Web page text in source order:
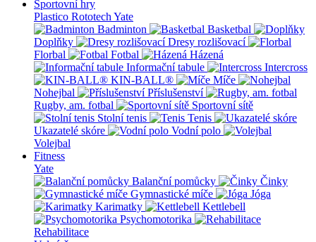
Sportovní hry
Plastico Rototech Yate
Badminton
Basketbal
Doplňky
Dresy rozlišovací
Florbal
Fotbal
Házená
Informační tabule
Intercross
KIN-BALL®
Míče
Nohejbal
Příslušenství
Rugby, am. fotbal
Sportovní sítě
Stolní tenis
Tenis
Ukazatelé skóre
Vodní polo
Volejbal
Fitness
Yate
Balanční pomůcky
Činky
Gymnastické míče
Jóga
Karimatky
Kettlebell
Psychomotorika
Rehabilitace